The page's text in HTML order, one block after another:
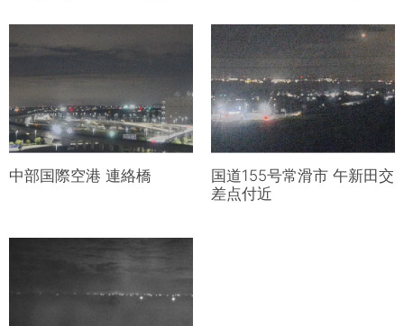
中部国際空港 連絡橋
国道155号常滑市 午新田交
差点付近